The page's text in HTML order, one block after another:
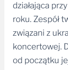
działająca
roku. Zespół
związani z
koncertowej.
od początku